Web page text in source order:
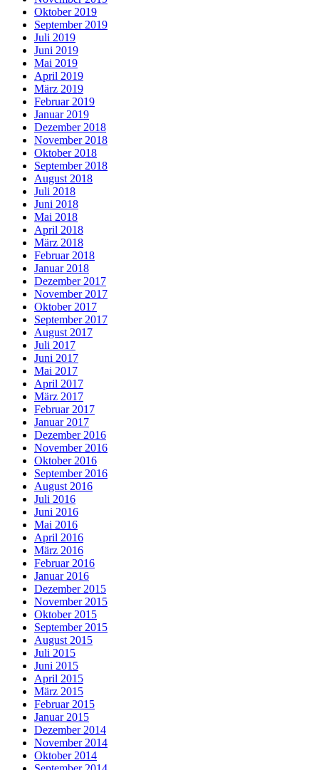
Oktober 2019
September 2019
Juli 2019
Juni 2019
Mai 2019
April 2019
März 2019
Februar 2019
Januar 2019
Dezember 2018
November 2018
Oktober 2018
September 2018
August 2018
Juli 2018
Juni 2018
Mai 2018
April 2018
März 2018
Februar 2018
Januar 2018
Dezember 2017
November 2017
Oktober 2017
September 2017
August 2017
Juli 2017
Juni 2017
Mai 2017
April 2017
März 2017
Februar 2017
Januar 2017
Dezember 2016
November 2016
Oktober 2016
September 2016
August 2016
Juli 2016
Juni 2016
Mai 2016
April 2016
März 2016
Februar 2016
Januar 2016
Dezember 2015
November 2015
Oktober 2015
September 2015
August 2015
Juli 2015
Juni 2015
April 2015
März 2015
Februar 2015
Januar 2015
Dezember 2014
November 2014
Oktober 2014